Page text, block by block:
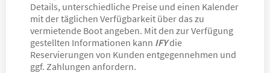
Details, unterschiedliche Preise und einen Kalender
mit der täglichen Verfügbarkeit über das zu
vermietende Boot angeben. Mit den zur Verfügung
gestellten Informationen kann IFYdie
Reservierungen von Kunden entgegennehmen und
ggf. Zahlungen anfordern.